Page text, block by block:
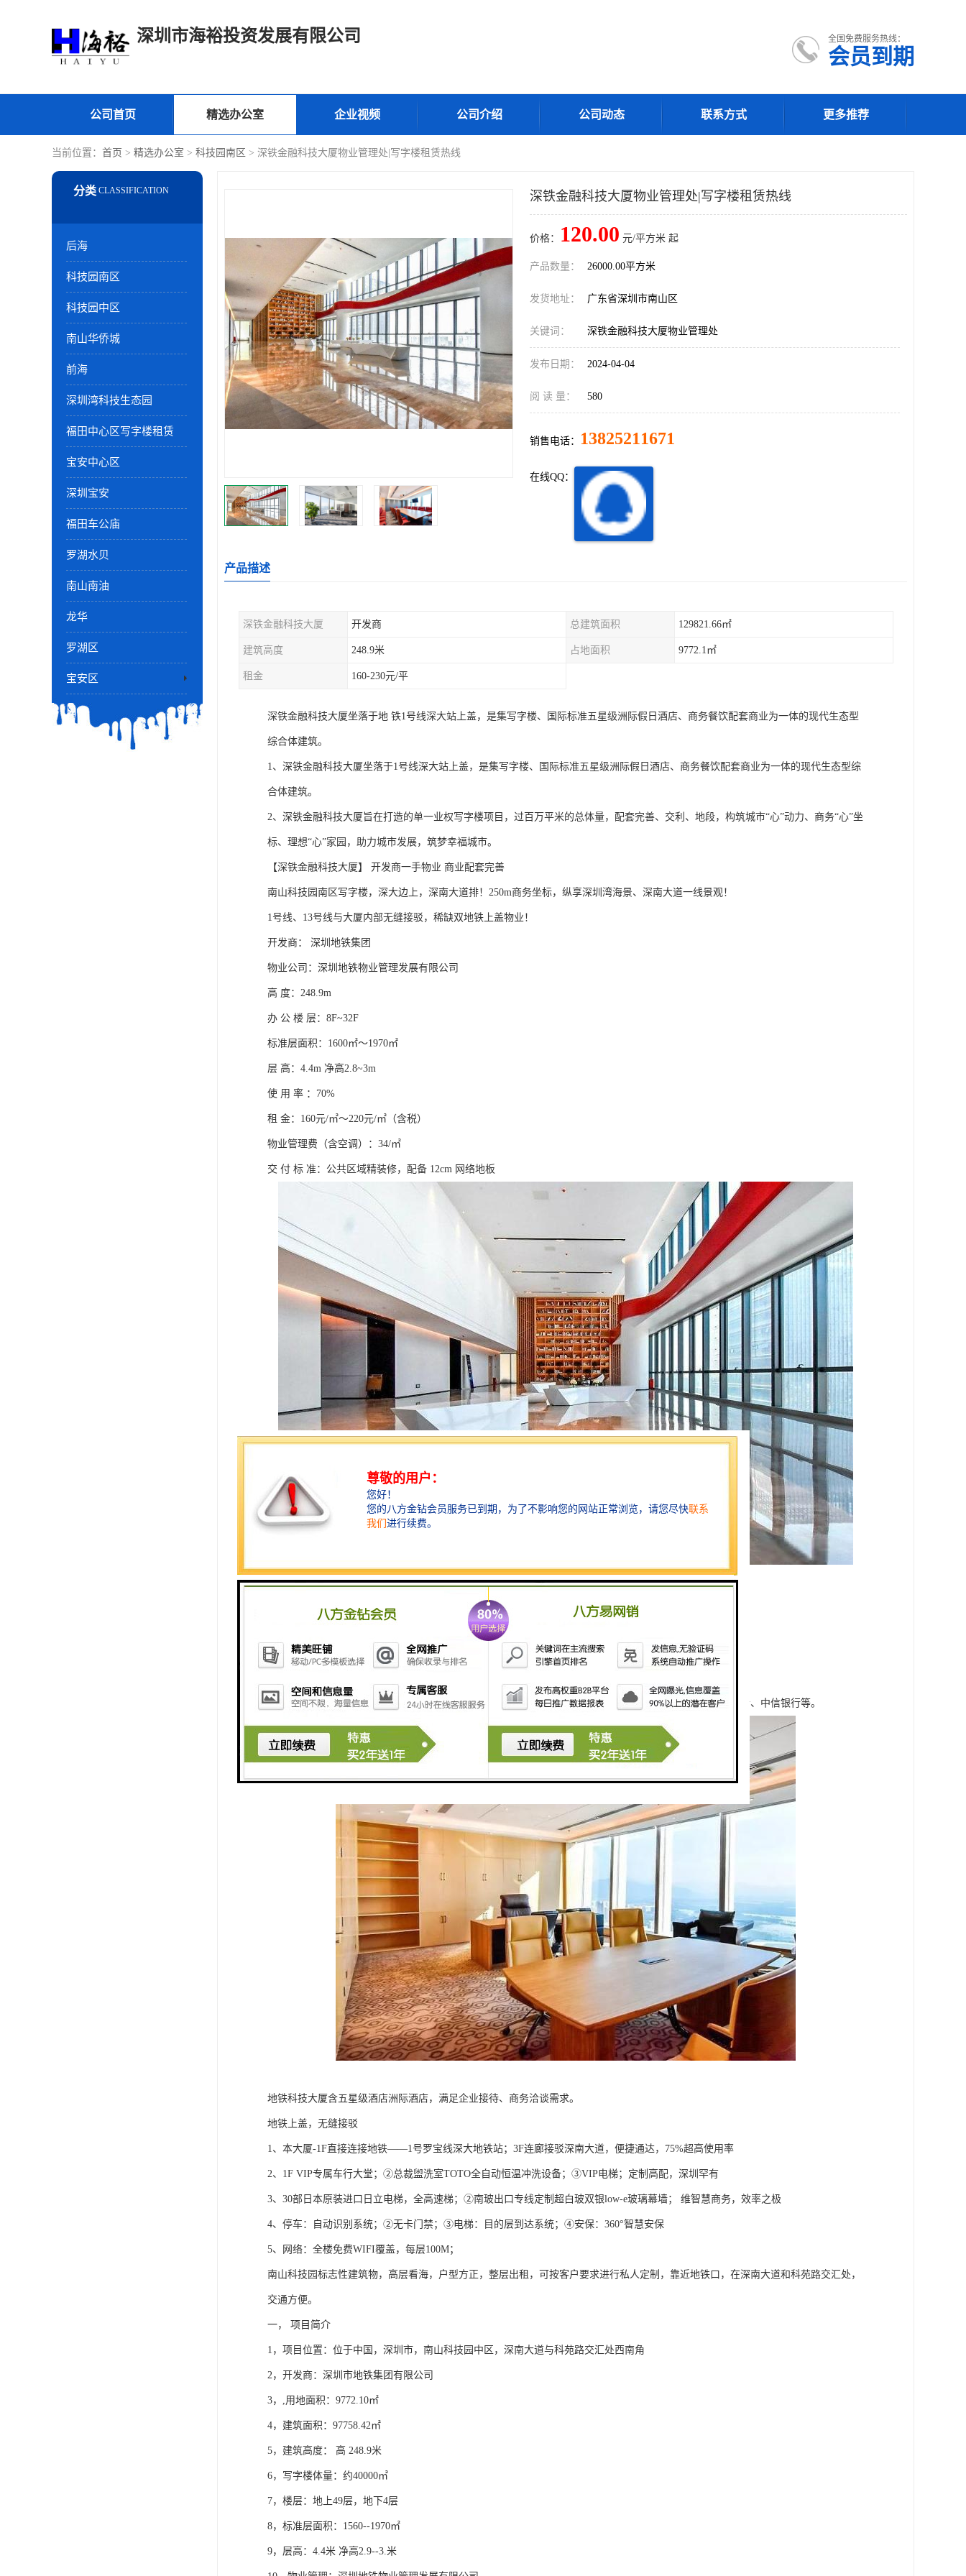
深圳市海裕投资发展有限公司 全国免费服务热线：
会员到期
公司首页 精选办公室 企业视频 公司介绍 公司动态 联系方式 更多推荐
当前位置： 首页 > 精选办公室 > 科技园南区 > 深铁金融科技大厦物业管理处|写字楼租赁热线
后海
科技园南区
科技园中区
南山华侨城
前海
深圳湾科技生态园
福田中心区写字楼租赁
宝安中心区
深圳宝安
福田车公庙
罗湖水贝
南山南油
龙华
罗湖区
宝安区
深铁金融科技大厦物业管理处|写字楼租赁热线
价格： 120.00 元/平方米 起
产品数量： 26000.00平方米
发货地址： 广东省深圳市南山区
关键词： 深铁金融科技大厦物业管理处
发布日期： 2024-04-04
阅 读 量： 580
销售电话： 13825211671
在线QQ：
产品描述
深铁金融科技大厦 开发商 总建筑面积 129821.66㎡
建筑高度 248.9米 占地面积 9772.1㎡
租金 160-230元/平
深铁金融科技大厦坐落于地 铁1号线深大站上盖，是集写字楼、国际标准五星级洲际假日酒店、商务餐饮配套商业为一体的现代生态型
综合体建筑。
1、深铁金融科技大厦坐落于1号线深大站上盖，是集写字楼、国际标准五星级洲际假日酒店、商务餐饮配套商业为一体的现代生态型综
合体建筑。
2、深铁金融科技大厦旨在打造的单一业权写字楼项目，过百万平米的总体量，配套完善、交利、地段，构筑城市“心”动力、商务“心”坐
标、理想“心”家园，助力城市发展，筑梦幸福城市。
【深铁金融科技大厦】 开发商一手物业 商业配套完善
南山科技园南区写字楼，深大边上，深南大道排！250m商务坐标，纵享深圳湾海景、深南大道一线景观！
1号线、13号线与大厦内部无缝接驳，稀缺双地铁上盖物业！
开发商： 深圳地铁集团
物业公司：深圳地铁物业管理发展有限公司
高 度：248.9m
办 公 楼 层：8F~32F
标准层面积：1600㎡～1970㎡
层 高：4.4m 净高2.8~3m
使 用 率 ：70%
租 金：160元/㎡～220元/㎡（含税）
物业管理费（含空调）：34/㎡
交 付 标 准：公共区域精装修，配备 12cm 网络地板
商业配套：大厦自带8300平的商业，周边配套成熟.
酒店配套：假日五星酒店、新桃园酒店，兰赫美特酒店，丽雅查尔顿酒店、等
交通配套：轨道交通：1号线深大站，13号线（规划中）深大站，
银行：中国民生银行，中国光大银行、招商银行、银行、中国工商银行、中国银行、浦发银行、中国建设银行、中信银行等。
地铁科技大厦含五星级酒店洲际酒店，满足企业接待、商务洽谈需求。
地铁上盖，无缝接驳
1、本大厦-1F直接连接地铁——1号罗宝线深大地铁站；3F连廊接驳深南大道，便捷通达，75%超高使用率
2、1F VIP专属车行大堂；②总裁盥洗室TOTO全自动恒温冲洗设备；③VIP电梯；定制高配，深圳罕有
3、30部日本原装进口日立电梯，全高速梯；②南玻出口专线定制超白玻双银low-e玻璃幕墙； 维智慧商务，效率之极
4、停车：自动识别系统；②无卡门禁；③电梯：目的层到达系统；④安保：360°智慧安保
5、网络：全楼免费WIFI覆盖，每层100M；
南山科技园标志性建筑物，高层看海，户型方正，整层出租，可按客户要求进行私人定制，靠近地铁口，在深南大道和科苑路交汇处，
交通方便。
一， 项目简介
1，项目位置：位于中国，深圳市，南山科技园中区，深南大道与科苑路交汇处西南角
2，开发商：深圳市地铁集团有限公司
3，,用地面积：9772.10㎡
4，建筑面积：97758.42㎡
5，建筑高度： 高 248.9米
6，写字楼体量：约40000㎡
7，楼层：地上49层，地下4层
8，标准层面积：1560--1970㎡
9，层高：4.4米 净高2.9--3.米